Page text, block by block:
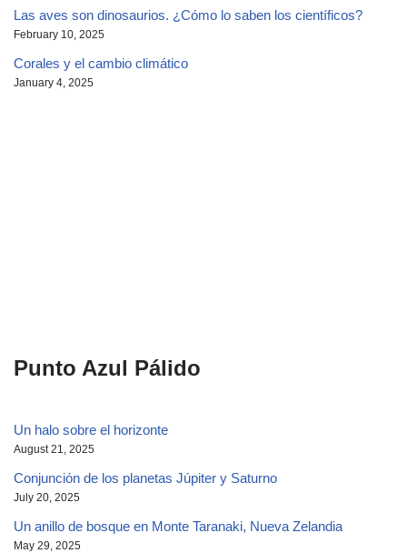
Las aves son dinosaurios. ¿Cómo lo saben los científicos?
February 10, 2025
Corales y el cambio climático
January 4, 2025
Punto Azul Pálido
Un halo sobre el horizonte
August 21, 2025
Conjunción de los planetas Júpiter y Saturno
July 20, 2025
Un anillo de bosque en Monte Taranaki, Nueva Zelandia
May 29, 2025